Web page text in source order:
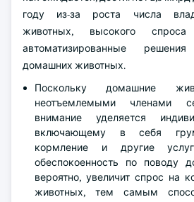
году из-за роста числа
животных, высокого
автоматизированные
домашних животных.
Поскольку домашние
неотъемлемыми членами
внимание уделяется
включающему в себя
кормление и другие
обеспокоенность по поводу
вероятно, увеличит спрос на
животных, тем самым